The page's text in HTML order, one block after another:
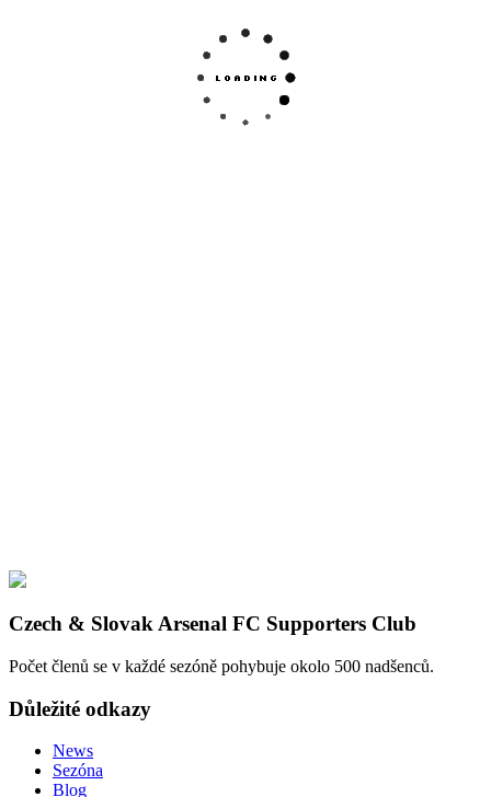
Czech & Slovak Arsenal FC Supporters Club
Počet členů se v každé sezóně pohybuje okolo 500 nadšenců.
Důležité odkazy
News
Sezóna
Blog